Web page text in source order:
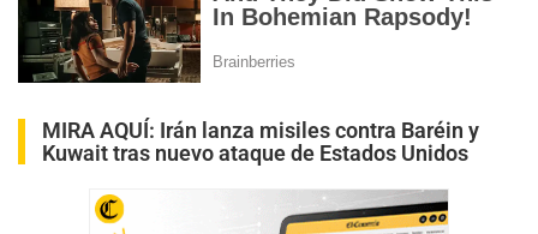
MIRA AQUÍ: Irán lanza misiles contra Baréin y
Kuwait tras nuevo ataque de Estados Unidos